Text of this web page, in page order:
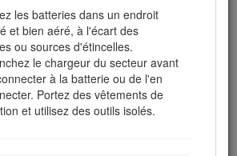
les batteries dans un endroit
et bien aéré, à l'écart des
ou sources d'étincelles.
le chargeur du secteur avant
à la batterie ou de l'en
Portez des vêtements de
et utilisez des outils isolés.
bien serrés pour garantir l'utilisation
la machine.
du carburant dans le réservoir, ne
pas la machine dans un bâtiment où
risquent de rencontrer une
nue ou une étincelle.